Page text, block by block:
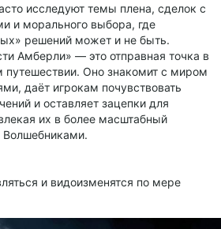
исследуют темы плена, сделок с
и морального выбора, где
решений может и не быть.
Амберли» — это отправная точка в
путешествии. Оно знакомит с миром
даёт игрокам почувствовать
и оставляет зацепки для
их в более масштабный
и видоизменятся по мере